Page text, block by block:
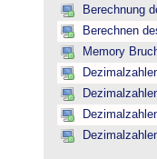
Berechnung
Berechnen
Memory